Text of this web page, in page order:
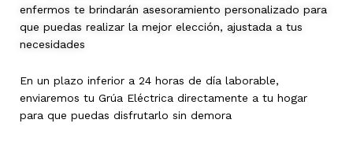
enfermos te brindarán asesoramiento personalizado para
que puedas realizar la mejor elección, ajustada a tus
necesidades
En un plazo inferior a 24 horas de día laborable,
enviaremos tu Grúa Eléctrica directamente a tu hogar
para que puedas disfrutarlo sin demora